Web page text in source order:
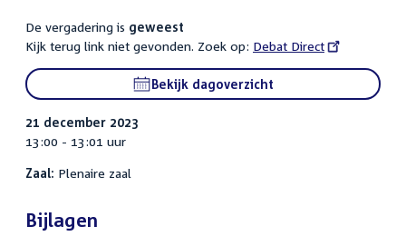
De vergadering is geweest
Kijk terug link niet gevonden. Zoek op: External
link:
Debat Direct
Bekijk dagoverzicht
21 december 2023
13:00 - 13:01 uur
Zaal: Plenaire zaal
Bijlagen